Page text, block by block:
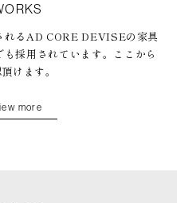
れるAD CORE DEVISEの家具
採用されています。ここから
けます。
more